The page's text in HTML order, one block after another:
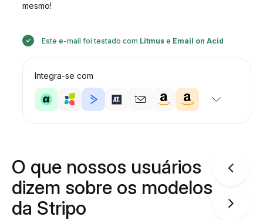
mesmo!
Este e-mail foi testado com Litmus e Email on Acid
Integra-se com
O que nossos usuários
dizem sobre os modelos
da Stripo